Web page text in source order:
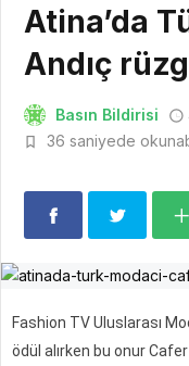
Atina’da
Andıç
Basın Bildirisi
36 saniyede
Fashion TV Uluslarası
ödül alırken bu onur Cafer